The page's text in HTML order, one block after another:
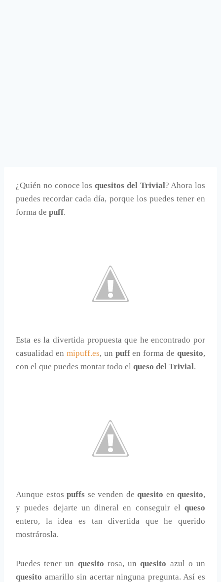
¿Quién no conoce los quesitos del Trivial? Ahora los
puedes recordar cada día, porque los puedes tener en
forma de puff.
Esta es la divertida propuesta que he encontrado por
casualidad en mipuff.es, un puffen forma de quesito,
con el que puedes montar todo el queso del Trivial.
Aunque estos puffs se venden de quesito en quesito,
y puedes dejarte un dineral en conseguir el queso
entero, la idea es tan divertida que he querido
mostrárosla.
Puedes tener un quesito rosa, unquesito azul o un
quesito amarillo sin acertar ninguna pregunta. Así es